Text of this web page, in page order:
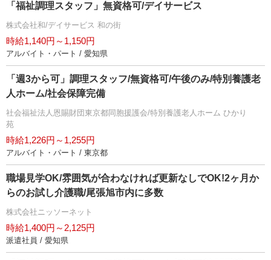
「福祉調理スタッフ」無資格可/デイサービス
株式会社和/デイサービス 和の街
時給1,140円～1,150円
アルバイト・パート / 愛知県
「週3から可」調理スタッフ/無資格可/午後のみ/特別養護老
人ホーム/社会保障完備
社会福祉法人恩賜財団東京都同胞援護会/特別養護老人ホーム ひかり
苑
時給1,226円～1,255円
アルバイト・パート / 東京都
職場見学OK/雰囲気が合わなければ更新なしでOK!2ヶ月か
らのお試し介護職/尾張旭市内に多数
株式会社ニッソーネット
時給1,400円～2,125円
派遣社員 / 愛知県